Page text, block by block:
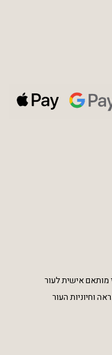
מותאם אישית לעור
וחיוניות העור